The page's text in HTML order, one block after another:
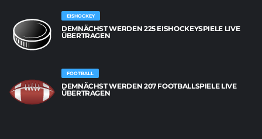
EISHOCKEY
DEMNÄCHST WERDEN 225 EISHOCKEYSPIELE LIVE
ÜBERTRAGEN
FOOTBALL
DEMNÄCHST WERDEN 207 FOOTBALLSPIELE LIVE
ÜBERTRAGEN